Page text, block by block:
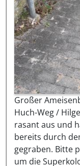
Großer
Huch-Weg /
rasant aus und
bereits durch
gegraben. Bitte
um die